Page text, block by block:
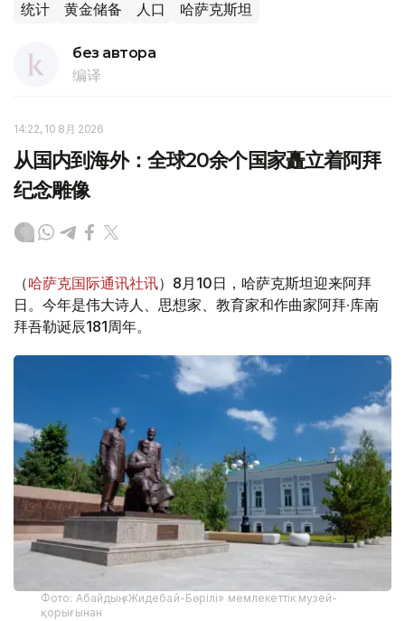
统计 黄金储备 人口 哈萨克斯坦
без автора
编译
14:22, 10 8月 2026
从国内到海外：全球20余个国家矗立着阿拜
纪念雕像
（哈萨克国际通讯社讯）8月10日，哈萨克斯坦迎来阿拜
日。今年是伟大诗人、思想家、教育家和作曲家阿拜·库南
拜吾勒诞辰181周年。
Фото: Абайдың «Жидебай-Бөрілі» мемлекеттік музей-
қорығынан